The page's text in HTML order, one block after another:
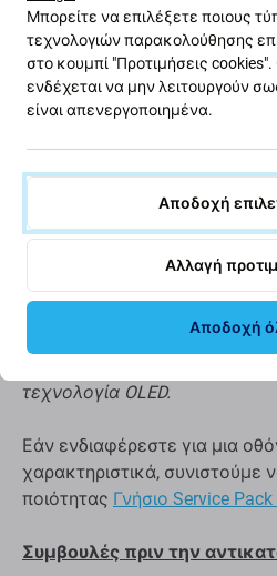
Δεν είναι δυνατή η
Μειωμένη φωτεινότητα
Χαμηλότερη ανάλυση
Χαμηλότερη αξιοπιστία
Υψηλότερη κατανάλωση
Aftermarket PRO και την
*Αυτό ισχύει μόνο εάν η
τεχνολογία OLED.
Εάν ενδιαφέρεστε για μια
χαρακτηριστικά, συνιστούμε
ποιότητας Γνήσιο Service
Συμβουλές πριν την
Μπορείτε να επιλέξετε ποιους
τεχνολογιών παρακολούθησης
στο κουμπί "Προτιμήσεις
ενδέχεται να μην λειτουργούν
είναι απενεργοποιημένα.
Αποδοχή
Αλλαγή
Αποδοχή